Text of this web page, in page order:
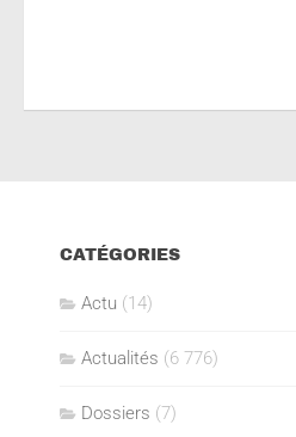
CATÉGORIES
Actu (14)
Actualités (6 776)
Dossiers (7)